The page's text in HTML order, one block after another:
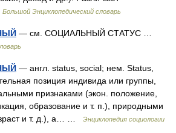
Большой Энциклопедический словарь
— см. СОЦИАЛЬНЫЙ СТАТУС …
— англ. status, social; нем. Status,
позиция индивида или группы,
признаками (экон. положение,
образование и т. п.), природными
и т. д.), а… …
Энциклопедия социологии